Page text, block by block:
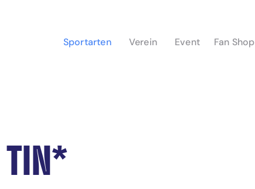
Sportarten Verein Event Fan Shop